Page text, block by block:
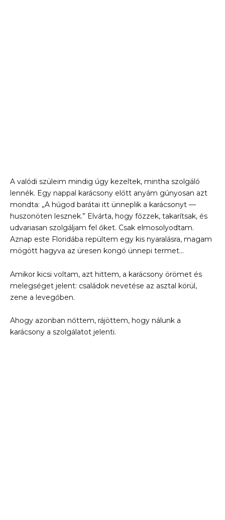
A valódi szüleim mindig úgy kezeltek, mintha szolgáló
lennék. Egy nappal karácsony előtt anyám gúnyosan azt
mondta: „A húgod barátai itt ünneplik a karácsonyt —
huszonöten lesznek.” Elvárta, hogy főzzek, takarítsak, és
udvariasan szolgáljam fel őket. Csak elmosolyodtam.
Aznap este Floridába repültem egy kis nyaralásra, magam
mögött hagyva az üresen kongó ünnepi termet…
Amikor kicsi voltam, azt hittem, a karácsony örömet és
melegséget jelent: családok nevetése az asztal körül,
zene a levegőben.
Ahogy azonban nőttem, rájöttem, hogy nálunk a
karácsony a szolgálatot jelenti.